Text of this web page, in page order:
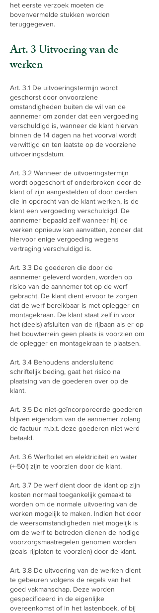
het eerste verzoek moeten de
bovenvermelde stukken worden
teruggegeven.
Art. 3 Uitvoering van de
werken
Art. 3.1 De uitvoeringstermijn wordt
geschorst door onvoorziene
omstandigheden buiten de wil van de
aannemer om zonder dat een vergoeding
verschuldigd is, wanneer de klant hiervan
binnen de 14 dagen na het voorval wordt
verwittigd en ten laatste op de voorziene
uitvoeringsdatum.
Art. 3.2 Wanneer de uitvoeringstermijn
wordt opgeschort of onderbroken door de
klant of zijn aangestelden of door derden
die in opdracht van de klant werken, is de
klant een vergoeding verschuldigd. De
aannemer bepaald zelf wanneer hij de
werken opnieuw kan aanvatten, zonder dat
hiervoor enige vergoeding wegens
vertraging verschuldigd is.
Art. 3.3 De goederen die door de
aannemer geleverd worden, worden op
risico van de aannemer tot op de werf
gebracht. De klant dient ervoor te zorgen
dat de werf bereikbaar is met oplegger en
montagekraan. De klant staat zelf in voor
het (deels) afsluiten van de rijbaan als er op
het bouwterrein geen plaats is voorzien om
de oplegger en montagekraan te plaatsen.
Art. 3.4 Behoudens andersluitend
schriftelijk beding, gaat het risico na
plaatsing van de goederen over op de
klant.
Art. 3.5 De niet-geïncorporeerde goederen
blijven eigendom van de aannemer zolang
de factuur m.b.t. deze goederen niet werd
betaald.
Art. 3.6 Werftoilet en elektriciteit en water
(+-50l) zijn te voorzien door de klant.
Art. 3.7 De werf dient door de klant op zijn
kosten normaal toegankelijk gemaakt te
worden om de normale uitvoering van de
werken mogelijk te maken. Indien het door
de weersomstandigheden niet mogelijk is
om de werf te betreden dienen de nodige
voorzorgsmaatregelen genomen worden
(zoals rijplaten te voorzien) door de klant.
Art. 3.8 De uitvoering van de werken dient
te gebeuren volgens de regels van het
goed vakmanschap. Deze worden
gespecificeerd in de eigenlijke
overeenkomst of in het lastenboek, of bij